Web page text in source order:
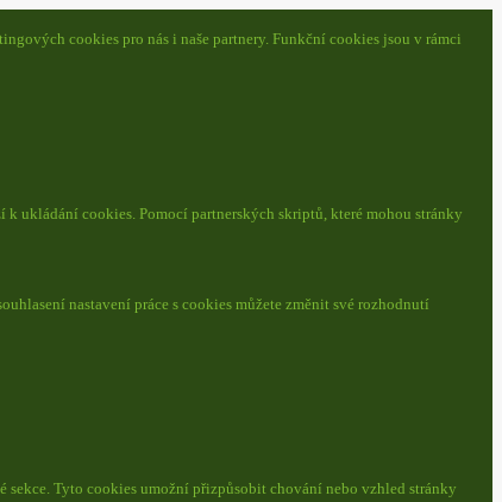
cookies pro nás i naše partnery. Funkční cookies jsou v rámci
ukládání cookies. Pomocí partnerských skriptů, které mohou stránky
nastavení práce s cookies můžete změnit své rozhodnutí
sekce. Tyto cookies umožní přizpůsobit chování nebo vzhled stránky